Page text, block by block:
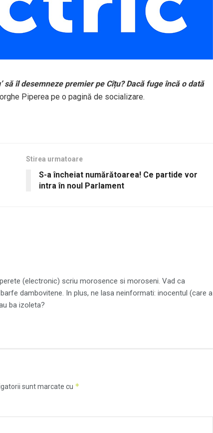
să îl desemneze premier pe Cîțu? Dacă fuge încă o dată
Piperea pe o pagină de socializare.
Stirea urmatoare
S-a încheiat numărătoarea! Ce partide vor
intra în noul Parlament
(electronic) scriu morosence si moroseni. Vad ca
dambovitene. In plus, ne lasa neinformati: inocentul (care a
ba izoleta?
sunt marcate cu *